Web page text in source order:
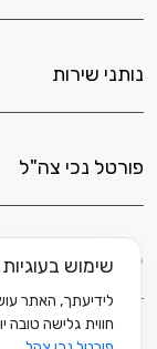
שימוש
חווית גלישה טובה
נותני שירות
פורטל נכי צה"ל
לשירותך כאן